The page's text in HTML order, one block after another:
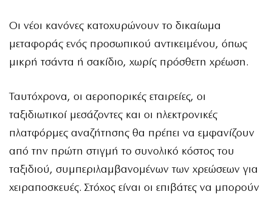
Οι νέοι κανόνες κατοχυρώνουν το δικαίωμα
μεταφοράς ενός προσωπικού αντικειμένου, όπως
μικρή τσάντα ή σακίδιο, χωρίς πρόσθετη χρέωση.
Ταυτόχρονα, οι αεροπορικές εταιρείες, οι
ταξιδιωτικοί μεσάζοντες και οι ηλεκτρονικές
πλατφόρμες αναζήτησης θα πρέπει να εμφανίζουν
από την πρώτη στιγμή το συνολικό κόστος του
ταξιδιού, συμπεριλαμβανομένων των χρεώσεων για
χειραποσκευές. Στόχος είναι οι επιβάτες να μπορούν